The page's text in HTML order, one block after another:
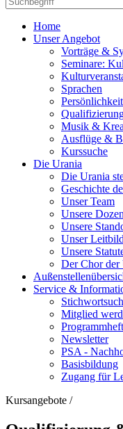
Home
Unser Angebot
Vorträge &
Seminare:
Sprachen
Musik &
Ausflüge &
Kurssuche
Die Urania
Die Urania
Geschichte
Unser Team
Unsere
Unsere
Unser Leitbild
Unsere
Der Chor der
Service &
Mitglied
Newsletter
PSA -
Basisbildung
Zugang für
Kursangebote /